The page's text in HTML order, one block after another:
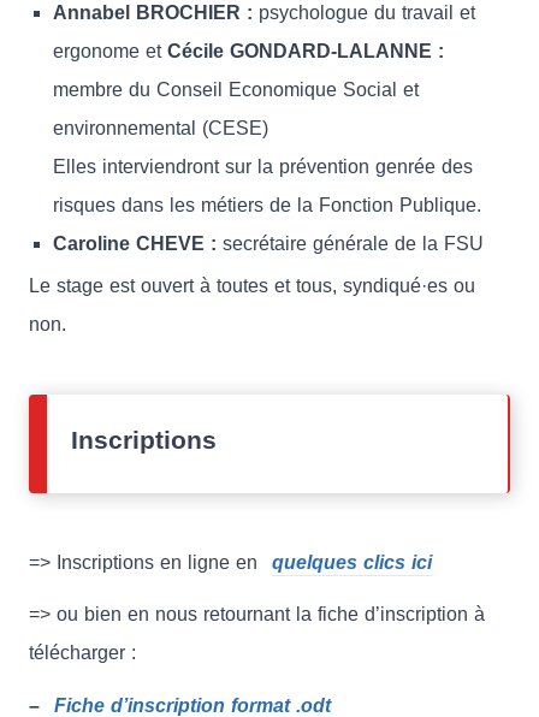
Annabel BROCHIER : psychologue du travail et
ergonome et Cécile GONDARD-LALANNE :
membre du Conseil Economique Social et
environnemental (CESE)
Elles interviendront sur la prévention genrée des
risques dans les métiers de la Fonction Publique.
Caroline CHEVE : secrétaire générale de la FSU
Le stage est ouvert à toutes et tous, syndiqué·es ou
non.
Inscriptions
=> Inscriptions en ligne en quelques clics ici
=> ou bien en nous retournant la fiche d’inscription à
télécharger :
– Fiche d’inscription format .odt